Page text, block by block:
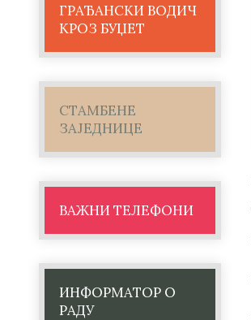
ГРАЂАНСКИ ВОДИЧ
КРОЗ БУЏЕТ
СТАМБЕНЕ
ЗАЈЕДНИЦЕ
ВАЖНИ ТЕЛЕФОНИ
ИНФОРМАТОР О
РАДУ